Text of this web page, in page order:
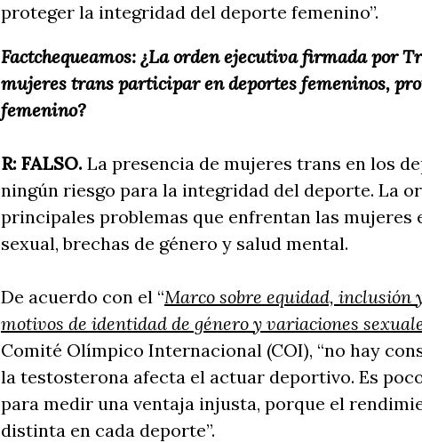
proteger la integridad del deporte femenino”.
Factchequeamos: ¿La orden ejecutiva firmada por
mujeres trans participar en deportes femeninos,
femenino?
R: FALSO. La presencia de mujeres trans en los
ningún riesgo para la integridad del deporte. La
principales problemas que enfrentan las mujeres
sexual, brechas de género y salud mental.
De acuerdo con el “Marco sobre equidad,
motivos de identidad de género y variaciones
Comité Olímpico Internacional (COI), “no hay
la testosterona afecta el actuar deportivo. Es
para medir una ventaja injusta, porque el
distinta en cada deporte”.